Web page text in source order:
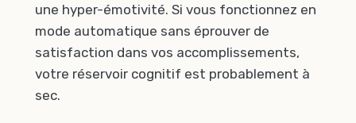
une hyper-émotivité. Si vous fonctionnez en
mode automatique sans éprouver de
satisfaction dans vos accomplissements,
votre réservoir cognitif est probablement à
sec.